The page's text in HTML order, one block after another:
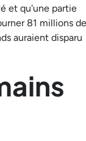
et qu'une partie
81 millions de
auraient disparu